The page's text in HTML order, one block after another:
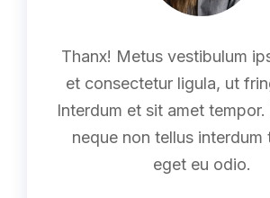
Thanx! Metus vestibulum
et consectetur ligula, ut
Interdum et sit amet
neque non tellus interdum
eget eu odio.